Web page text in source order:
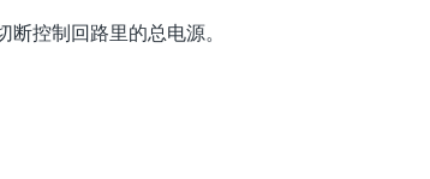
控制回路里的总电源。